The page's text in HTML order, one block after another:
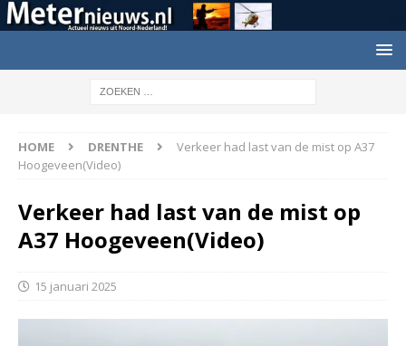
HOME DRENTHE
Verkeer had last van de mist op A37
Hoogeveen(Video)
Verkeer had last van de mist op
A37 Hoogeveen(Video)
15 januari 2025